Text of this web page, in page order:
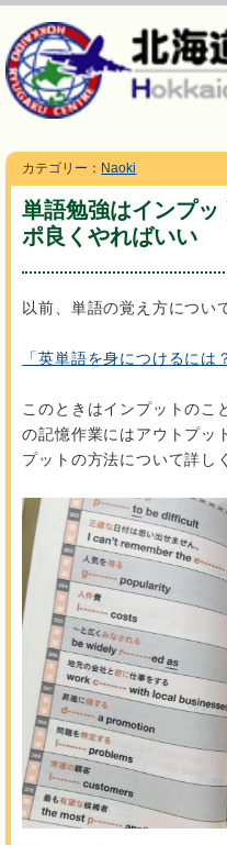
カテゴリー： Naoki
単語勉強はインプ
ポ良くやればいい
以前、単語の覚え方につい
「英単語を身につけるには
このときはインプットのこ
の記憶作業にはアウトプッ
プットの方法について詳し